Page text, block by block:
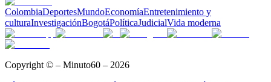
ColombiaDeportesMundoEconomíaEntretenimiento y
culturaInvestigaciónBogotáPolíticaJudicialVida moderna
Copyright © – Minuto60 – 2026